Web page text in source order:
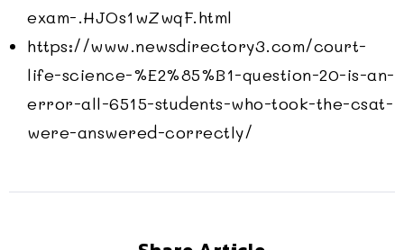
exam-.HJOs1wZwqF.html
https://www.newsdirectory3.com/court-
life-science-%E2%85%B1-question-20-is-an-
error-all-6515-students-who-took-the-csat-
were-answered-correctly/